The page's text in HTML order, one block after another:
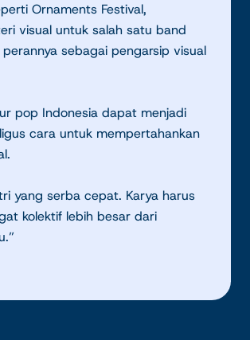
Ornaments Festival,
visual untuk salah satu band
sebagai pengarsip visual
pop Indonesia dapat menjadi
cara untuk mempertahankan
yang serba cepat. Karya harus
kolektif lebih besar dari